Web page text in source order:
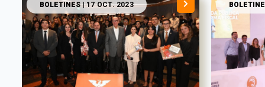
BOLETINES| 17 OCT. 2023